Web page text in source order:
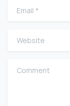
Email
Website
Comment